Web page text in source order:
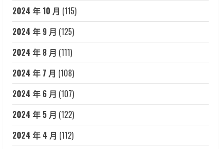
2024 年 10 月 (115)
2024 年 9 月 (125)
2024 年 8 月 (111)
2024 年 7 月 (108)
2024 年 6 月 (107)
2024 年 5 月 (122)
2024 年 4 月 (112)